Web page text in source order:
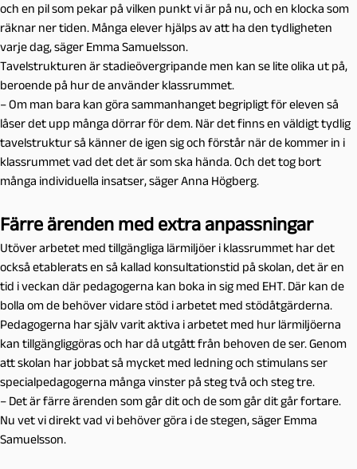
och en pil som pekar på vilken punkt vi är på nu, och en klocka som
räknar ner tiden. Många elever hjälps av att ha den tydligheten
varje dag, säger Emma Samuelsson.
Tavelstrukturen är stadieövergripande men kan se lite olika ut på,
beroende på hur de använder klassrummet.
– Om man bara kan göra sammanhanget begripligt för eleven så
låser det upp många dörrar för dem. När det finns en väldigt tydlig
tavelstruktur så känner de igen sig och förstår när de kommer in i
klassrummet vad det det är som ska hända. Och det tog bort
många individuella insatser, säger Anna Högberg.
Färre ärenden med extra anpassningar
Utöver arbetet med tillgängliga lärmiljöer i klassrummet har det
också etablerats en så kallad konsultationstid på skolan, det är en
tid i veckan där pedagogerna kan boka in sig med EHT. Där kan de
bolla om de behöver vidare stöd i arbetet med stödåtgärderna.
Pedagogerna har själv varit aktiva i arbetet med hur lärmiljöerna
kan tillgängliggöras och har då utgått från behoven de ser. Genom
att skolan har jobbat så mycket med ledning och stimulans ser
specialpedagogerna många vinster på steg två och steg tre.
– Det är färre ärenden som går dit och de som går dit går fortare.
Nu vet vi direkt vad vi behöver göra i de stegen, säger Emma
Samuelsson.